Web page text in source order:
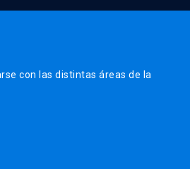
con las distintas áreas de la